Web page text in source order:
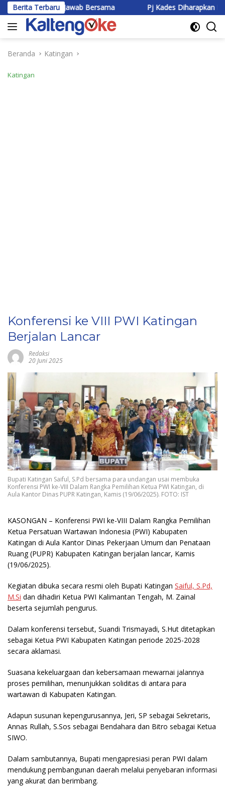
Langsung
ke
konten
Berita Terbaru
Jawab Bersama Pj Kades Diharapkan Mampu jadi
Beranda Katingan
Katingan
Konferensi ke VIII PWI Katingan
Berjalan Lancar
Redaksi
20 Juni 2025
Bupati Katingan Saiful, S.Pd bersama para undangan usai membuka
Konferensi PWI ke-VIII Dalam Rangka Pemilihan Ketua PWI Katingan, di
Aula Kantor Dinas PUPR Katingan, Kamis (19/06/2025). FOTO: IST
KASONGAN – Konferensi PWI ke-VIII Dalam Rangka Pemilihan
Ketua Persatuan Wartawan Indonesia (PWI) Kabupaten
Katingan di Aula Kantor Dinas Pekerjaan Umum dan Penataan
Ruang (PUPR) Kabupaten Katingan berjalan lancar, Kamis
(19/06/2025).
Kegiatan dibuka secara resmi oleh Bupati Katingan Saiful, S.Pd,
M.Si dan dihadiri Ketua PWI Kalimantan Tengah, M. Zainal
beserta sejumlah pengurus.
Dalam konferensi tersebut, Suandi Trismayadi, S.Hut ditetapkan
sebagai Ketua PWI Kabupaten Katingan periode 2025-2028
secara aklamasi.
Suasana kekeluargaan dan kebersamaan mewarnai jalannya
proses pemilihan, menunjukkan soliditas di antara para
wartawan di Kabupaten Katingan.
Adapun susunan kepengurusannya, Jeri, SP sebagai Sekretaris,
Annas Rullah, S.Sos sebagai Bendahara dan Bitro sebagai Ketua
SIWO.
Dalam sambutannya, Bupati mengapresiasi peran PWI dalam
mendukung pembangunan daerah melalui penyebaran informasi
yang akurat dan berimbang.